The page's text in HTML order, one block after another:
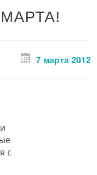
7 марта 2012
с